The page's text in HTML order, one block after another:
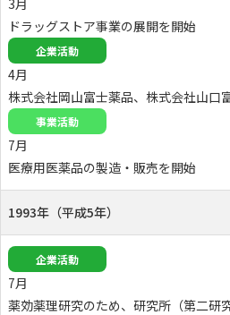
3月
ドラッグストア事業の展開を開始
企業活動
4月
株式会社岡山富士薬品、株式会社山口
事業活動
7月
医療用医薬品の製造・販売を開始
1993年（平成5年）
企業活動
7月
薬効薬理研究のため、研究所（第二研